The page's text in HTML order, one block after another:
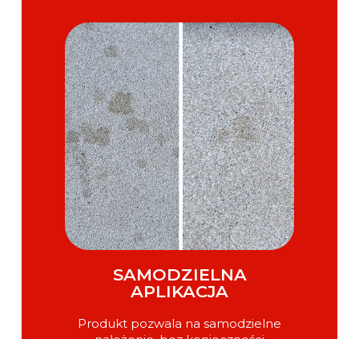
SAMODZIELNA
APLIKACJA
Produkt pozwala na samodzielne